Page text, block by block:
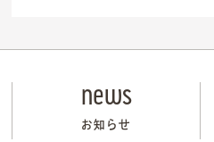
news
お知らせ